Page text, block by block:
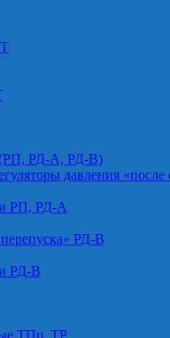
(РП, РД-А, РД-В)
давления
РП, РД-А
РД-В
РД-В
ТПр, ТР